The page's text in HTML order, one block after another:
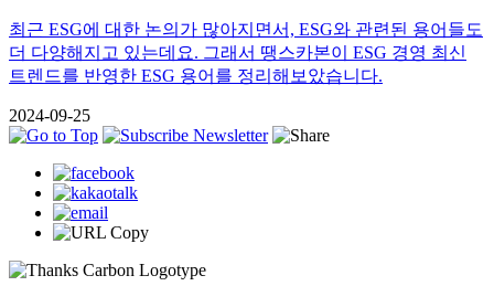
최근 ESG에 대한 논의가 많아지면서, ESG와 관련된 용어들도
더 다양해지고 있는데요. 그래서 땡스카본이 ESG 경영 최신
트렌드를 반영한 ESG 용어를 정리해보았습니다.
2024-09-25